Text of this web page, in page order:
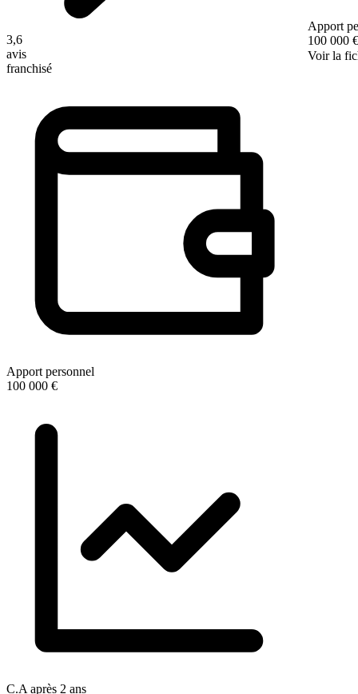
3,6
avis
franchisé
Apport personnel
100 000 €
C.A après 2 ans
Apport
100 000 €
Voir la